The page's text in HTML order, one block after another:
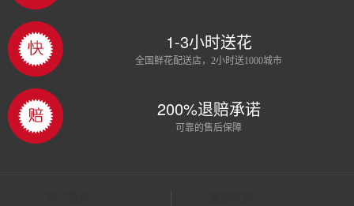
1-3小时送花
全国鲜花配送店，2小时送1000城市
200%退赔承诺
可靠的售后保障